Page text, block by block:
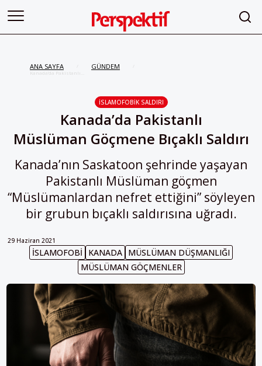
ANA SAYFA GÜNDEM
Kanada’da Pakistanlı
İSLAMOFOBIK SALDIRI
Kanada’da Pakistanlı
Müslüman Göçmene Bıçaklı Saldırı
Kanada’nın Saskatoon şehrinde yaşayan
Pakistanlı Müslüman göçmen
“Müslümanlardan nefret ettiğini” söyleyen
bir grubun bıçaklı saldırısına uğradı.
29 Haziran 2021
İSLAMOFOBI KANADA MÜSLÜMAN DÜŞMANLIĞI
MÜSLÜMAN GÖÇMENLER